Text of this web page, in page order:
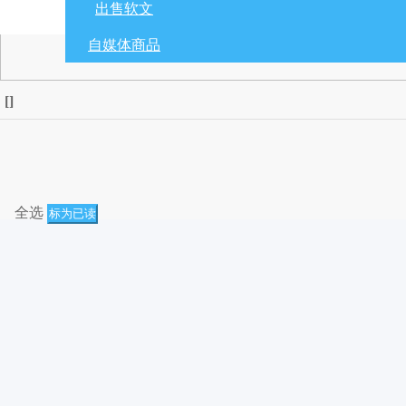
出售软文
自媒体商品
[]
全选 标为已读